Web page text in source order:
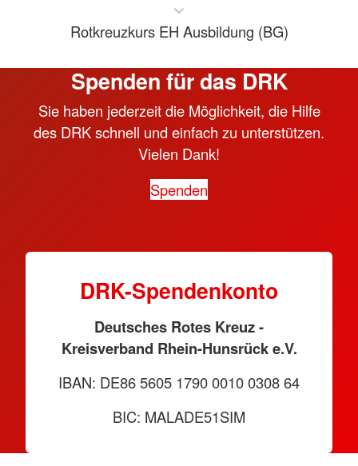
Rotkreuzkurs EH Ausbildung (BG)
Spenden für das DRK
Sie haben jederzeit die Möglichkeit, die Hilfe
des DRK schnell und einfach zu unterstützen.
Vielen Dank!
Spenden
DRK-Spendenkonto
Deutsches Rotes Kreuz -
Kreisverband Rhein-Hunsrück e.V.
IBAN: DE86 5605 1790 0010 0308 64
BIC: MALADE51SIM